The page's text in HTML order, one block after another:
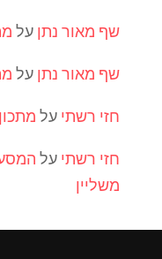
שף מאור נתן על
שף מאור נתן על
חזי רשתי על
חזי רשתי על
משליין